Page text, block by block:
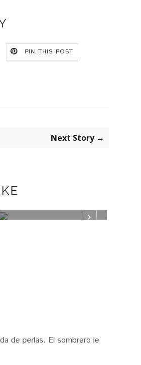
PIN THIS POST
Next Story →
de perlas. El sombrero le